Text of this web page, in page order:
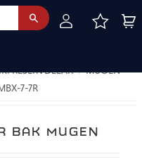
RESERVDELAR
MUGEN
7-7R
BAK MUGEN